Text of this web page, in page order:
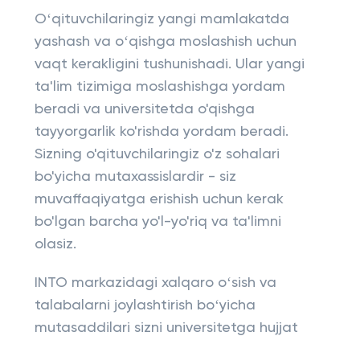
Oʻqituvchilaringiz yangi mamlakatda
yashash va oʻqishga moslashish uchun
vaqt kerakligini tushunishadi. Ular yangi
ta'lim tizimiga moslashishga yordam
beradi va universitetda o'qishga
tayyorgarlik ko'rishda yordam beradi.
Sizning o'qituvchilaringiz o'z sohalari
bo'yicha mutaxassislardir - siz
muvaffaqiyatga erishish uchun kerak
bo'lgan barcha yo'l-yo'riq va ta'limni
olasiz.
INTO markazidagi xalqaro oʻsish va
talabalarni joylashtirish boʻyicha
mutasaddilari sizni universitetga hujjat